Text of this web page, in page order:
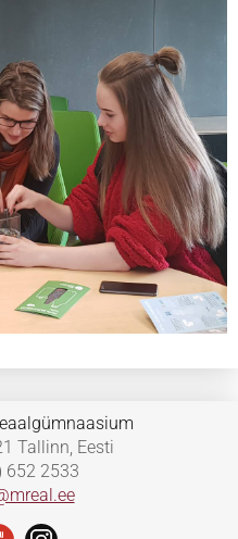
Tallinn, Eesti
652 2533